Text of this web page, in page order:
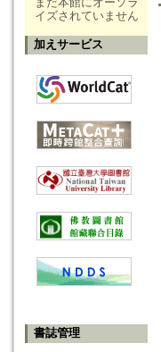
イズされていません
加えサービス
書誌管理